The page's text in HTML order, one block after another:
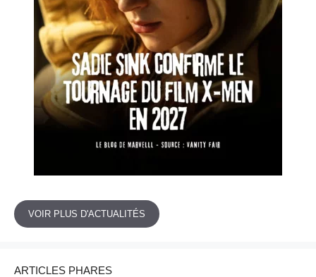
VOIR PLUS D'ACTUALITÉS
ARTICLES PHARES